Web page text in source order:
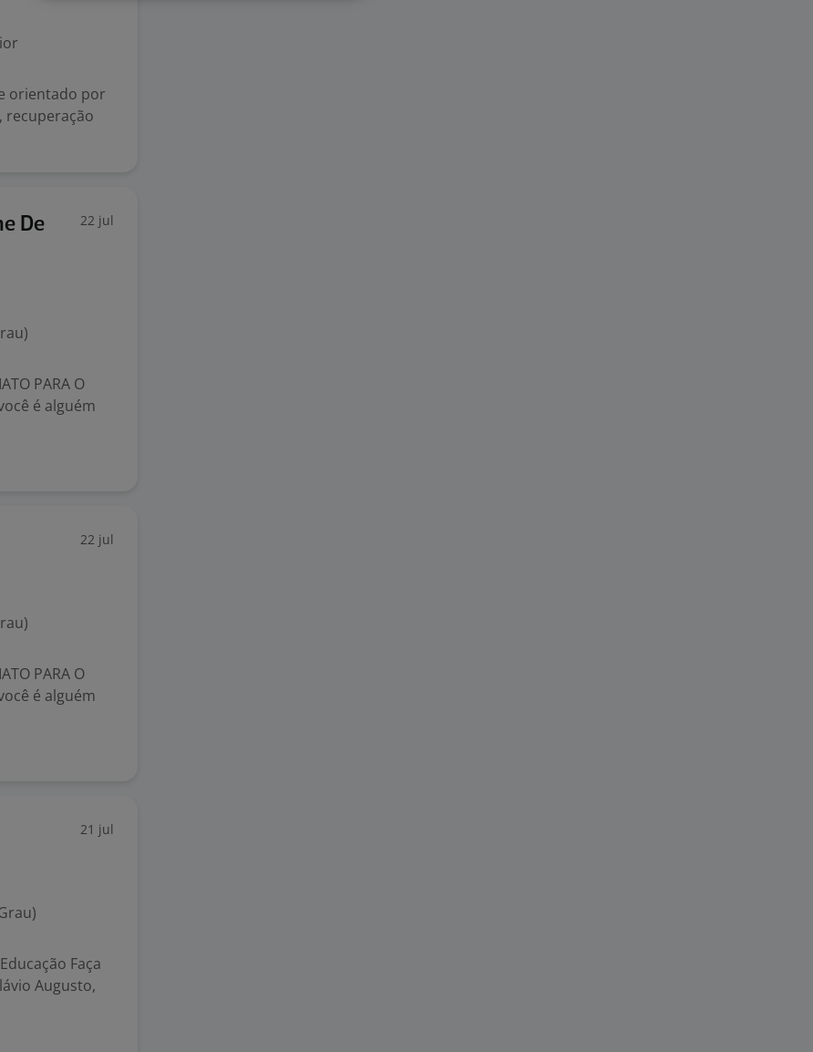
orientado por
recuperação
De
22 jul
PARA O
é alguém
22 jul
PARA O
é alguém
21 jul
Faça
Augusto,